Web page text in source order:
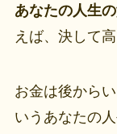
あなたの人生
えば、決して
お金は後から
いうあなたの